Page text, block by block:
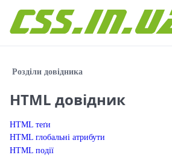
Розділи довідника
HTML довідник
HTML теґи
HTML глобальні атрибути
HTML події